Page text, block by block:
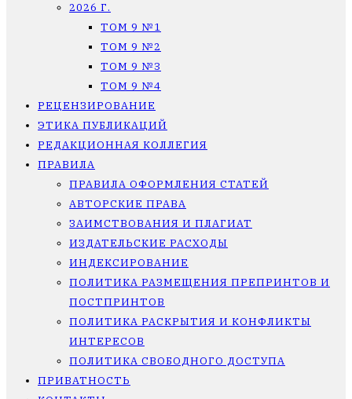
2026 Г.
ТОМ 9 №1
ТОМ 9 №2
ТОМ 9 №3
ТОМ 9 №4
РЕЦЕНЗИРОВАНИЕ
ЭТИКА ПУБЛИКАЦИЙ
РЕДАКЦИОННАЯ КОЛЛЕГИЯ
ПРАВИЛА
ПРАВИЛА ОФОРМЛЕНИЯ СТАТЕЙ
АВТОРСКИЕ ПРАВА
ЗАИМСТВОВАНИЯ И ПЛАГИАТ
ИЗДАТЕЛЬСКИЕ РАСХОДЫ
ИНДЕКСИРОВАНИЕ
ПОЛИТИКА РАЗМЕЩЕНИЯ ПРЕПРИНТОВ И
ПОСТПРИНТОВ
ПОЛИТИКА РАСКРЫТИЯ И КОНФЛИКТЫ
ИНТЕРЕСОВ
ПОЛИТИКА СВОБОДНОГО ДОСТУПА
ПРИВАТНОСТЬ